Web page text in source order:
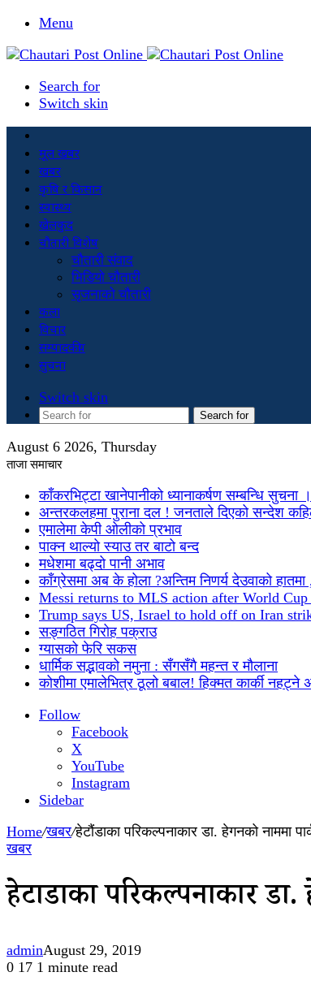
Menu
Search for
Switch skin
मूल खबर
खबर
कृषि र किसान
स्वास्थ्य
खेलकुद
चौतारी विशेष
चौतारी संवाद
भिडियो चौतारी
सृजनाको चौतारी
कला
विचार
सम्पादकीय
सुचना
Switch skin
Search for
August 6 2026, Thursday
ताजा समाचार
काँकरभिट्टा खानेपानीको ध्यानाकर्षण सम्बन्धि सुचना ।
अन्तरकलहमा पुराना दल ! जनताले दिएको सन्देश
एमालेमा केपी ओलीको प्रभाव
पाक्न थाल्यो स्याउ तर बाटो बन्द
मधेशमा बढ्दो पानी अभाव
काँग्रेसमा अब के होला ?अन्तिम निणर्य देउवाको
Messi returns to MLS action after World
Trump says US, Israel to hold off on Iran
सङ्गठित गिरोह पक्राउ
ग्यासको फेरि सकस
धार्मिक सद्भावको नमुना : सँगसँगै महन्त र मौलाना
कोशीमा एमालेभित्र ठूलो बबाल! हिक्मत कार्की नहट्ने
Follow
Facebook
X
YouTube
Instagram
Sidebar
Home/खबर/हेटौंडाका परिकल्पनाकार डा. हेगनको नाममा
खबर
हेटौंडाका परिकल्पनाकार डा.
adminAugust 29, 2019
0 17 1 minute read